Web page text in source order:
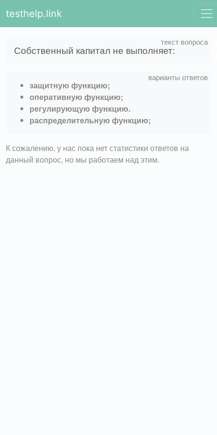
testhelp.link
Собственный капитал не выполняет:
защитную функцию;
оперативную функцию;
регулирующую функцию.
распределительную функцию;
К сожалению, у нас пока нет статистики ответов на
данный вопрос, но мы работаем над этим.